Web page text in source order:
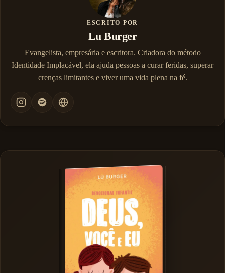
ESCRITO POR
Lu Burger
Evangelista, empresária e escritora. Criadora do método
Identidade Implacável, ela ajuda pessoas a curar feridas, superar
crenças limitantes e viver uma vida plena na fé.